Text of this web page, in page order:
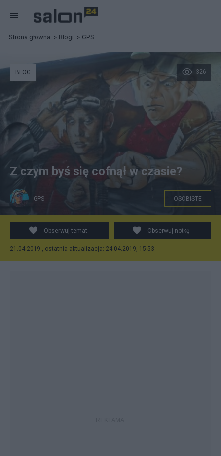
Strona główna Blogi GPS
326
BLOG
Z czym byś się cofnął w czasie?
GPS OSOBISTE
Obserwuj temat Obserwuj notkę
21.04.2019 , ostatnia aktualizacja: 24.04.2019, 15:53